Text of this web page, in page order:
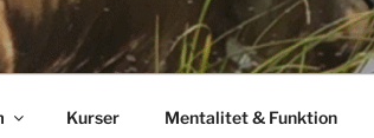
Kurser Mentalitet & Funktion